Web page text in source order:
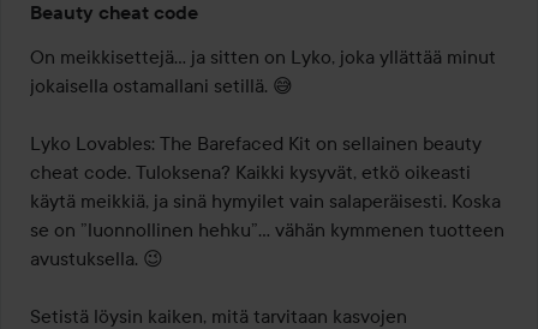
5
/
5
Beauty cheat code
On meikkisettejä... ja sitten on Lyko, joka yllättää minut
jokaisella ostamallani setillä. 😅
Lyko Lovables: The Barefaced Kit on sellainen beauty
cheat code. Tuloksena? Kaikki kysyvät, etkö oikeasti
käytä meikkiä, ja sinä hymyilet vain salaperäisesti. Koska
se on ”luonnollinen hehku”... vähän kymmenen tuotteen
avustuksella. 😉
Setistä löysin kaiken, mitä tarvitaan kasvojen